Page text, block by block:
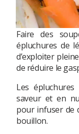
Faire des
épluchures de
d’exploiter
de réduire le
Les
saveur et en
pour infuser de
bouillon.